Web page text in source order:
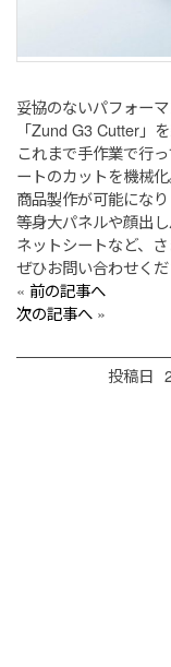
妥協のないパフォー
「Zund G3 Cutter」
これまで手作業で行
ートのカットを機械
商品製作が可能になり
等身大パネルや顔出
ネットシートなど、
ぜひお問い合わせくだ
« 前の記事へ
次の記事へ »
投稿日